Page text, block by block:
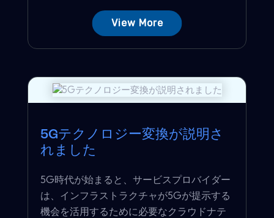
View More
5Gテクノロジー変換が説明さ
れました
5G時代が始まると、サービスプロバイダー
は、インフラストラクチャが5Gが提示する
機会を活用するために必要なクラウドナテ